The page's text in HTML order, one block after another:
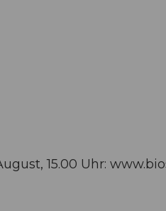
15.00 Uhr: